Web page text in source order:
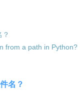
from a path in Python?
名？